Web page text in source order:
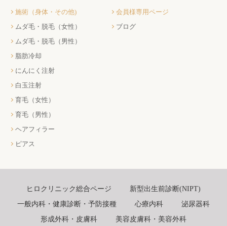
施術（身体・その他)
ムダ毛・脱毛（女性）
ムダ毛・脱毛（男性）
脂肪冷却
にんにく注射
白玉注射
育毛（女性）
育毛（男性）
ヘアフィラー
ピアス
会員様専用ページ
ブログ
ヒロクリニック総合ページ
新型出生前診断(NIPT)
一般内科・健康診断・予防接種
心療内科
泌尿器科
形成外科・皮膚科
美容皮膚科・美容外科